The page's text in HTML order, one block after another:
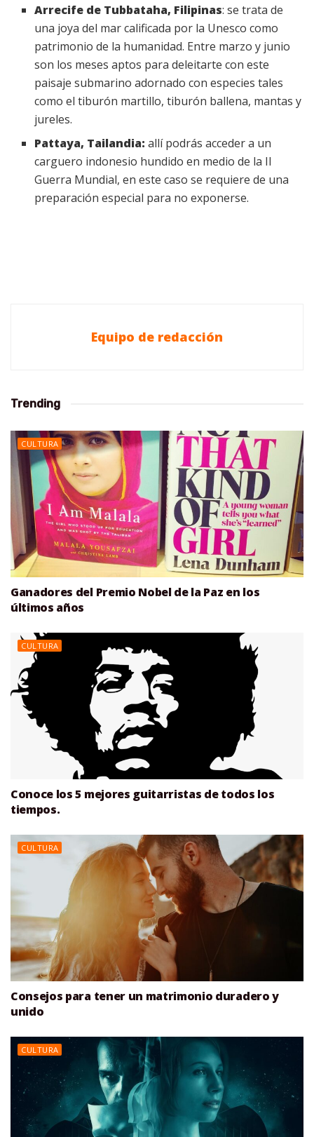
Arrecife de Tubbataha, Filipinas: se trata de
una joya del mar calificada por la Unesco como
patrimonio de la humanidad. Entre marzo y junio
son los meses aptos para deleitarte con este
paisaje submarino adornado con especies tales
como el tiburón martillo, tiburón ballena, mantas y
jureles.
Pattaya, Tailandia:allí podrás acceder a un
carguero indonesio hundido en medio de la II
Guerra Mundial, en este caso se requiere de una
preparación especial para no exponerse.
Equipo de redacción
Trending
CULTURA
Ganadores del Premio Nobel de la Paz en los
últimos años
CULTURA
Conoce los 5 mejores guitarristas de todos los
tiempos.
CULTURA
Consejos para tener un matrimonio duradero y
unido
CULTURA